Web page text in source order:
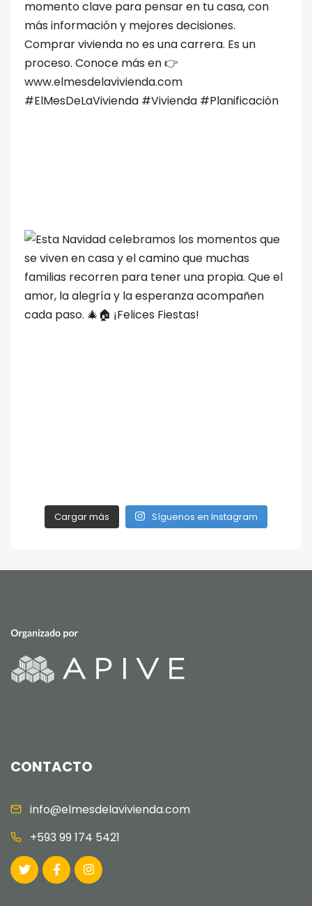
Cargar más Síguenos en Instagram
CONTACTO
info@elmesdelavivienda.com
+593 99 174 5421